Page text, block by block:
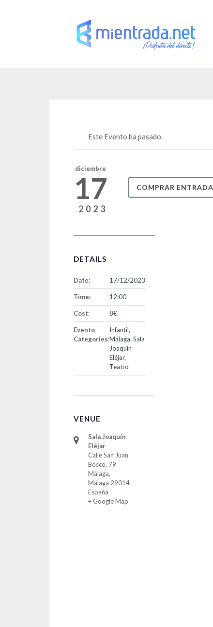
Este Evento ha pasado.
diciembre
17
2023
COMPRAR
DETAILS
Date: 17/12/2023
Time: 12:00
Cost: 8€
Evento
Categories:
Infantil,
Málaga, Sala
Joaquín
Eléjar,
Teatro
VENUE
Sala Joaquín
Eléjar
Calle San Juan
Bosco, 79
Málaga,
Málaga 29014
España
+ Google Map